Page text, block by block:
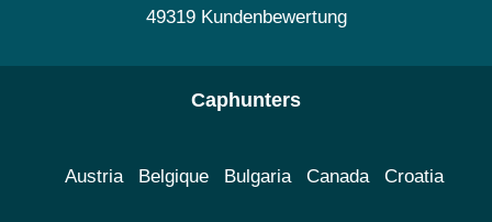
49319 Kundenbewertung
Caphunters
Austria Belgique Bulgaria Canada Croatia